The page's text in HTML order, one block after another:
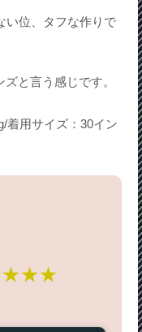
い位、タフな作りで
と言う感じです。
着用サイズ：30イン